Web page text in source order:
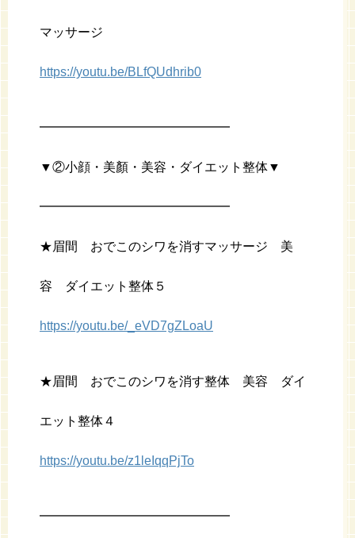
マッサージ
https://youtu.be/BLfQUdhrib0
━━━━━━━━━━━━━━━
▼②小顔・美顏・美容・ダイエット整体▼
━━━━━━━━━━━━━━━
★眉間 おでこのシワを消すマッサージ 美
容 ダイエット整体５
https://youtu.be/_eVD7gZLoaU
★眉間 おでこのシワを消す整体 美容 ダイ
エット整体４
https://youtu.be/z1leIqqPjTo
━━━━━━━━━━━━━━━